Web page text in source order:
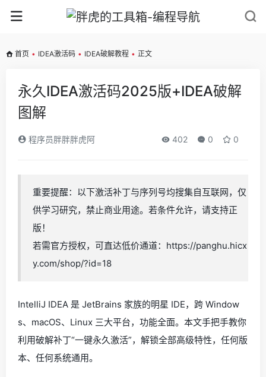
首页 • IDEA激活码 • IDEA破解教程 • 正文
永久IDEA激活码2025版+IDEA破解
图解
程序员胖胖胖虎阿 402 0 0
重要提醒：以下激活补丁与序列号均搜集自互联网，仅
供学习研究，禁止商业用途。若条件允许，请支持正
版！
若需官方授权，可直达低价通道：https://panghu.hicx
y.com/shop/?id=18
IntelliJ IDEA 是 JetBrains 家族的明星 IDE，跨 Window
s、macOS、Linux 三大平台，功能全面。本文手把手教你
利用破解补丁“一键永久激活”，解锁全部高级特性，任何版
本、任何系统通用。